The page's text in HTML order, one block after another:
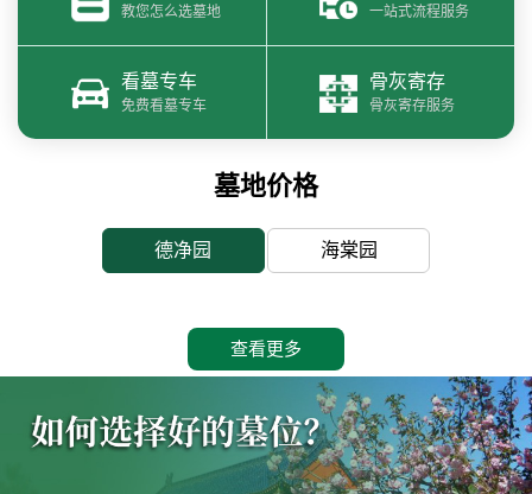
教您怎么选墓地 一站式流程服务
看墓专车
免费看墓专车
骨灰寄存
骨灰寄存服务
墓地价格
德净园 海棠园
查看更多